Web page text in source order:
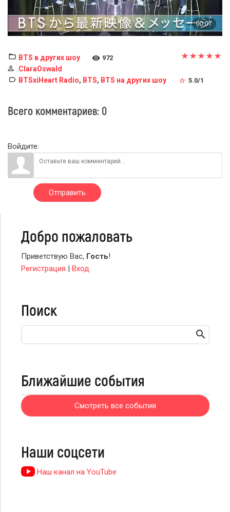
BTS в других шоу 972
ClaraOswald
BTSxiHeart Radio, BTS, BTS на других шоу 5.0/1
Всего комментариев: 0
Войдите:
Отправить
Добро пожаловать
Приветствую Вас, Гость!
Регистрация | Вход
Поиск
Ближайшие события
Смотреть все события
Наши соцсети
Наш канал на YouTube